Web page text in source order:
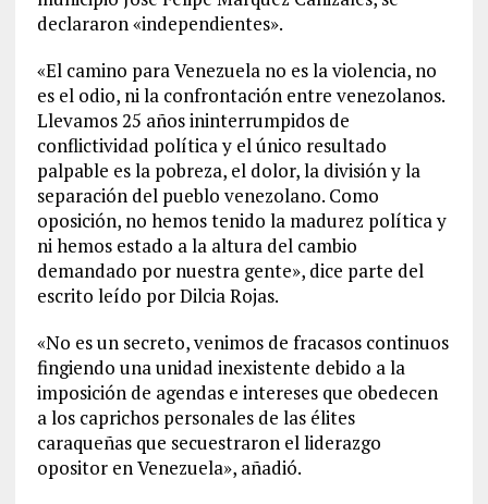
declararon «independientes».
«El camino para Venezuela no es la violencia, no
es el odio, ni la confrontación entre venezolanos.
Llevamos 25 años ininterrumpidos de
conflictividad política y el único resultado
palpable es la pobreza, el dolor, la división y la
separación del pueblo venezolano. Como
oposición, no hemos tenido la madurez política y
ni hemos estado a la altura del cambio
demandado por nuestra gente», dice parte del
escrito leído por Dilcia Rojas.
«No es un secreto, venimos de fracasos continuos
fingiendo una unidad inexistente debido a la
imposición de agendas e intereses que obedecen
a los caprichos personales de las élites
caraqueñas que secuestraron el liderazgo
opositor en Venezuela», añadió.